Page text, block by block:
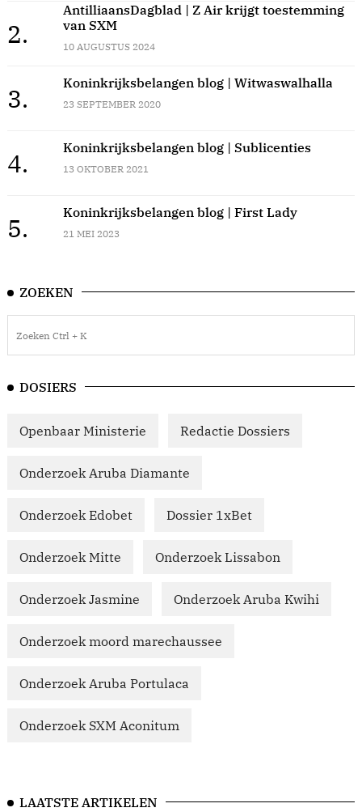
2.
AntilliaansDagblad | Z Air krijgt toestemming
van SXM
10 AUGUSTUS 2024
3.
Koninkrijksbelangen blog | Witwaswalhalla
23 SEPTEMBER 2020
4.
Koninkrijksbelangen blog | Sublicenties
13 OKTOBER 2021
5.
Koninkrijksbelangen blog | First Lady
21 MEI 2023
ZOEKEN
DOSIERS
Openbaar Ministerie Redactie Dossiers
Onderzoek Aruba Diamante
Onderzoek Edobet Dossier 1xBet
Onderzoek Mitte Onderzoek Lissabon
Onderzoek Jasmine Onderzoek Aruba Kwihi
Onderzoek moord marechaussee
Onderzoek Aruba Portulaca
Onderzoek SXM Aconitum
LAATSTE ARTIKELEN